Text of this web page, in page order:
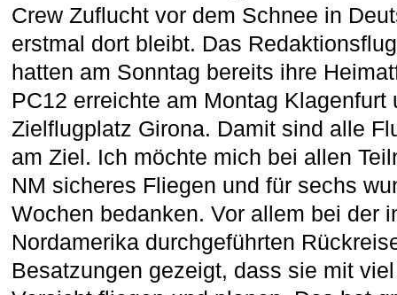
Crew Zuflucht vor dem Schnee in
erstmal dort bleibt. Das
hatten am Sonntag bereits ihre
PC12 erreichte am Montag Klagenfurt
Zielflugplatz Girona. Damit sind alle
am Ziel. Ich möchte mich bei allen
NM sicheres Fliegen und für sechs
Wochen bedanken. Vor allem bei der
Nordamerika durchgeführten
Besatzungen gezeigt, dass sie mit